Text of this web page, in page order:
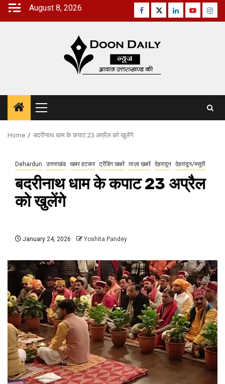
Skip
August 8, 2026 Facebook
TwitterLinkedinYoutube
Primary
Menu
Home बदरीनाथ धाम के कपाट 23 अप्रैल को खुलेंगे
Dehardun उत्तराखंड खबर हटकर ट्रेंडिंग खबरें ताज़ा ख़बरें देहरादून देहरादून/मसूरी
बदरीनाथ धाम के कपाट 23 अप्रैल
को खुलेंगे
January 24, 2026 Yoshita Pandey